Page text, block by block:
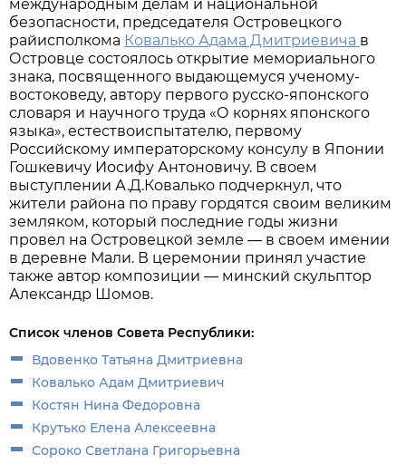
международным делам и национальной
безопасности, председателя Островецкого
райисполкома Ковалько Адама Дмитриевича в
Островце состоялось открытие мемориального
знака, посвященного выдающемуся ученому-
востоковеду, автору первого русско-японского
словаря и научного труда «О корнях японского
языка», естествоиспытателю, первому
Российскому императорскому консулу в Японии
Гошкевичу Иосифу Антоновичу. В своем
выступлении А.Д.Ковалько подчеркнул, что
жители района по праву гордятся своим великим
земляком, который последние годы жизни
провел на Островецкой земле — в своем имении
в деревне Мали. В церемонии принял участие
также автор композиции — минский скульптор
Александр Шомов.
Список членов Совета Республики:
Вдовенко Татьяна Дмитриевна
Ковалько Адам Дмитриевич
Костян Нина Федоровна
Крутько Елена Алексеевна
Сороко Светлана Григорьевна